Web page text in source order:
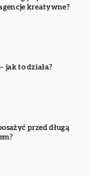
kreatywne?
jak to działa?
przed długą